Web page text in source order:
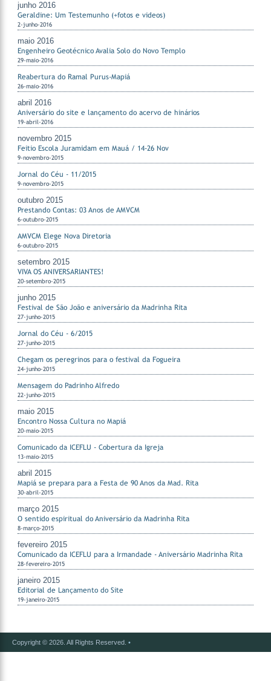
junho 2016
Geraldine: Um Testemunho (+fotos e videos)
2-junho-2016
maio 2016
Engenheiro Geotécnico Avalia Solo do Novo Templo
29-maio-2016
Reabertura do Ramal Purus-Mapiá
26-maio-2016
abril 2016
Aniversário do site e lançamento do acervo de hinários
19-abril-2016
novembro 2015
Feitio Escola Juramidam em Mauá / 14-26 Nov
9-novembro-2015
Jornal do Céu - 11/2015
9-novembro-2015
outubro 2015
Prestando Contas: 03 Anos de AMVCM
6-outubro-2015
AMVCM Elege Nova Diretoria
6-outubro-2015
setembro 2015
VIVA OS ANIVERSARIANTES!
20-setembro-2015
junho 2015
Festival de São João e aniversário da Madrinha Rita
27-junho-2015
Jornal do Céu - 6/2015
27-junho-2015
Chegam os peregrinos para o festival da Fogueira
24-junho-2015
Mensagem do Padrinho Alfredo
22-junho-2015
maio 2015
Encontro Nossa Cultura no Mapiá
20-maio-2015
Comunicado da ICEFLU - Cobertura da Igreja
13-maio-2015
abril 2015
Mapiá se prepara para a Festa de 90 Anos da Mad. Rita
30-abril-2015
março 2015
O sentido espiritual do Aniversário da Madrinha Rita
8-março-2015
fevereiro 2015
Comunicado da ICEFLU para a Irmandade - Aniversário Madrinha Rita
28-fevereiro-2015
janeiro 2015
Editorial de Lançamento do Site
19-janeiro-2015
Copyright © 2026. All Rights Reserved. •